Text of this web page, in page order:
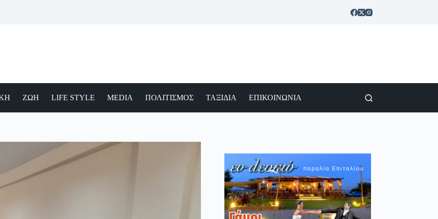
ΖΩΗ LIFE STYLE MEDIA ΠΟΛΙΤΙΣΜΟΣ ΤΑΞΙΔΙΑ ΕΠΙΚΟΙΝΩΝΙΑ